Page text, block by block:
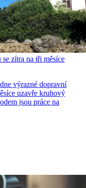
zítra na tři měsíce
výrazné dopravní
uzavře kruhový
jsou práce na